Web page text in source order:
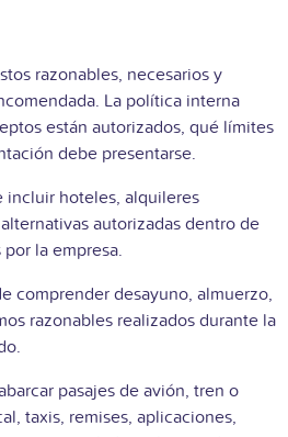
razonables, necesarios y
La política interna
están autorizados, qué límites
debe presentarse.
incluir hoteles, alquileres
autorizadas dentro de
la empresa.
comprender desayuno, almuerzo,
razonables realizados durante la
pasajes de avión, tren o
taxis, remises, aplicaciones,